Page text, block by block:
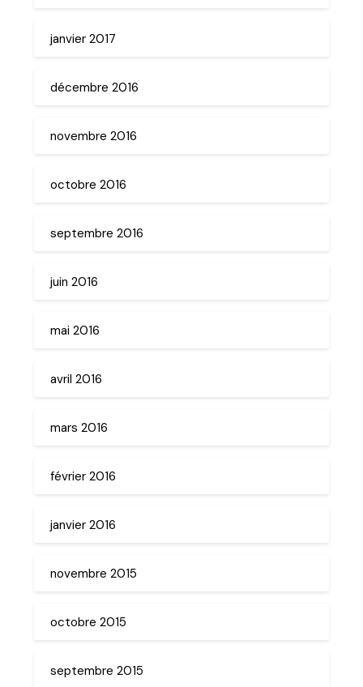
janvier 2017
décembre 2016
novembre 2016
octobre 2016
septembre 2016
juin 2016
mai 2016
avril 2016
mars 2016
février 2016
janvier 2016
novembre 2015
octobre 2015
septembre 2015